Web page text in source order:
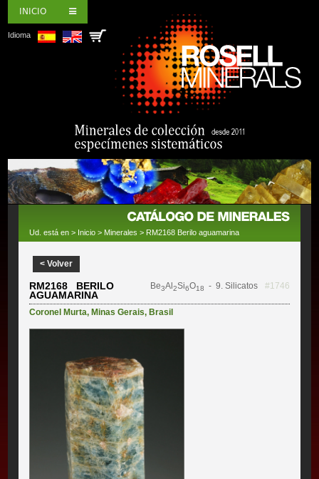
INICIO
Idioma
Ud. está en > Inicio > Minerales > RM2168 Berilo aguamarina
< Volver
RM2168 BERILO
AGUAMARINA
Be3Al 2Si6O18 - 9. Silicatos #1746
Coronel Murta, Minas Gerais, Brasil